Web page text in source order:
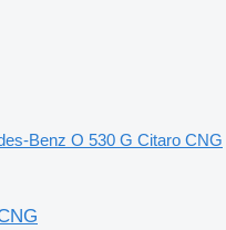
Benz O 530 G Citaro CNG